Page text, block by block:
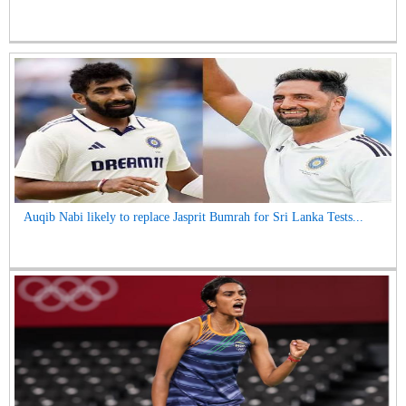
Auqib Nabi likely to replace Jasprit Bumrah for Sri Lanka Tests...